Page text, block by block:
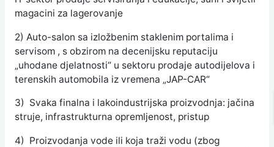
magacini za lagerovanje
2) Auto-salon sa izložbenim staklenim portalima i
servisom , s obzirom na decenijsku reputaciju
„uhodane djelatnosti“ u sektoru prodaje autodijelova i
terenskih automobila iz vremena „JAP-CAR“
3) Svaka finalna i lakoindustrijska proizvodnja: jačina
struje, infrastrukturna opremljenost, pristup
4) Proizvodanja vode ili koja traži vodu (zbog